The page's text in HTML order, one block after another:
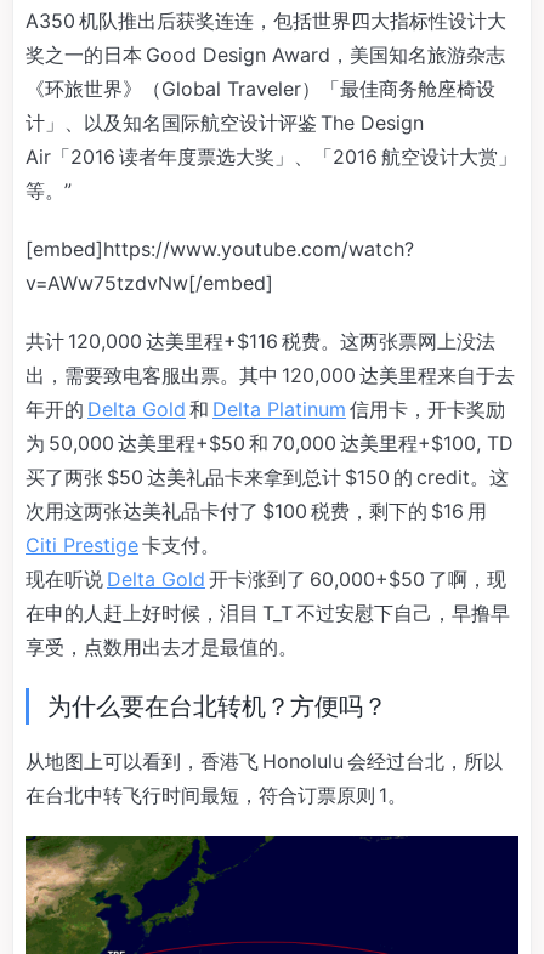
A350 机队推出后获奖连连，包括世界四大指标性设计大
奖之一的日本 Good Design Award，美国知名旅游杂志
《环旅世界》（Global Traveler）「最佳商务舱座椅设
计」、以及知名国际航空设计评鉴 The Design
Air「2016 读者年度票选大奖」、「2016 航空设计大赏」
等。”
[embed]https://www.youtube.com/watch?
v=AWw75tzdvNw[/embed]
共计 120,000 达美里程+$116 税费。这两张票网上没法
出，需要致电客服出票。其中 120,000 达美里程来自于去
年开的 Delta Gold 和 Delta Platinum 信用卡，开卡奖励
为 50,000 达美里程+$50 和 70,000 达美里程+$100, TD
买了两张 $50 达美礼品卡来拿到总计 $150 的 credit。这
次用这两张达美礼品卡付了 $100 税费，剩下的 $16 用
Citi Prestige卡支付。
现在听说 Delta Gold 开卡涨到了 60,000+$50 了啊，现
在申的人赶上好时候，泪目 T_T 不过安慰下自己，早撸早
享受，点数用出去才是最值的。
为什么要在台北转机？方便吗？
从地图上可以看到，香港飞 Honolulu 会经过台北，所以
在台北中转飞行时间最短，符合订票原则 1。